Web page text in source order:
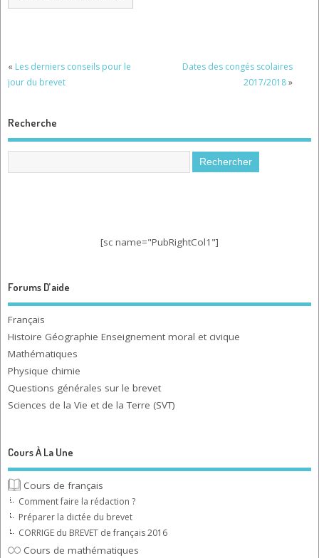
« Les derniers conseils pour le
jour du brevet
Dates des congés scolaires
2017/2018»
Recherche
[sc name="PubRightCol1"]
Forums D’aide
Français
Histoire Géographie Enseignement moral et civique
Mathématiques
Physique chimie
Questions générales sur le brevet
Sciences de la Vie et de la Terre (SVT)
Cours À La Une
Cours de français
Comment faire la rédaction ?
Préparer la dictée du brevet
CORRIGE du BREVET de français 2016
Cours de mathématiques